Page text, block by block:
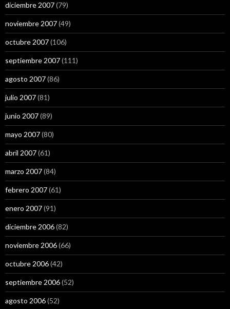
diciembre 2007(79)
noviembre 2007(49)
octubre 2007(106)
septiembre 2007(111)
agosto 2007(86)
julio 2007(81)
junio 2007(89)
mayo 2007(80)
abril 2007(61)
marzo 2007(84)
febrero 2007(61)
enero 2007(91)
diciembre 2006(82)
noviembre 2006(66)
octubre 2006(42)
septiembre 2006(52)
agosto 2006(52)